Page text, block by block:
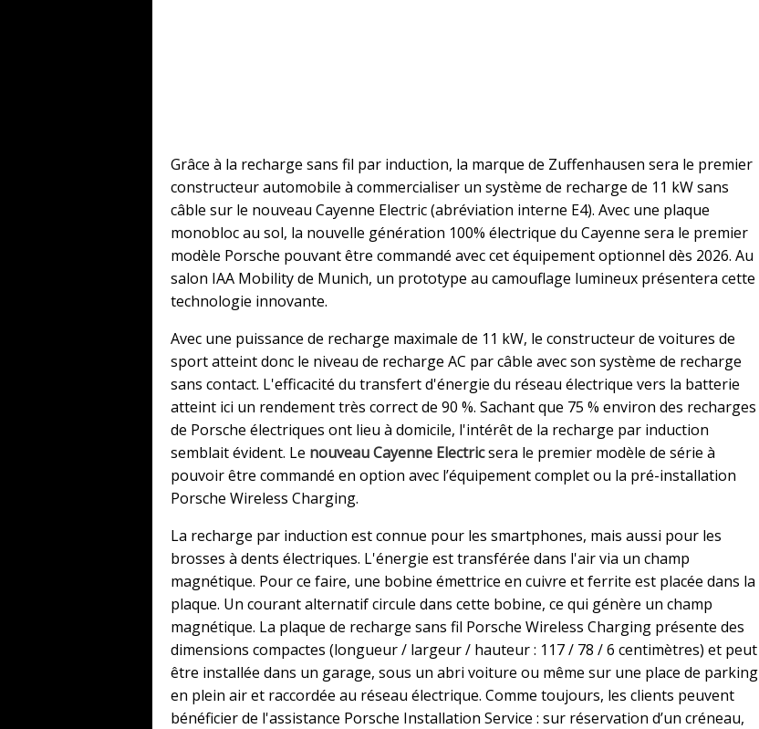
Grâce à la recharge sans fil par induction, la marque de Zuffenhausen sera le premier
constructeur automobile à commercialiser un système de recharge de 11 kW sans
câble sur le nouveau Cayenne Electric (abréviation interne E4). Avec une plaque
monobloc au sol, la nouvelle génération 100% électrique du Cayenne sera le premier
modèle Porsche pouvant être commandé avec cet équipement optionnel dès 2026. Au
salon IAA Mobility de Munich, un prototype au camouflage lumineux présentera cette
technologie innovante.
Avec une puissance de recharge maximale de 11 kW, le constructeur de voitures de
sport atteint donc le niveau de recharge AC par câble avec son système de recharge
sans contact. L'efficacité du transfert d'énergie du réseau électrique vers la batterie
atteint ici un rendement très correct de 90 %. Sachant que 75 % environ des recharges
de Porsche électriques ont lieu à domicile, l'intérêt de la recharge par induction
semblait évident. Le nouveau Cayenne Electricsera le premier modèle de série à
pouvoir être commandé en option avec l’équipement complet ou la pré-installation
Porsche Wireless Charging.
La recharge par induction est connue pour les smartphones, mais aussi pour les
brosses à dents électriques. L'énergie est transférée dans l'air via un champ
magnétique. Pour ce faire, une bobine émettrice en cuivre et ferrite est placée dans la
plaque. Un courant alternatif circule dans cette bobine, ce qui génère un champ
magnétique. La plaque de recharge sans fil Porsche Wireless Charging présente des
dimensions compactes (longueur / largeur / hauteur : 117 / 78 / 6 centimètres) et peut
être installée dans un garage, sous un abri voiture ou même sur une place de parking
en plein air et raccordée au réseau électrique. Comme toujours, les clients peuvent
bénéficier de l'assistance Porsche Installation Service : sur réservation d’un créneau,